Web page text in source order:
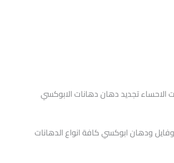
تجديد دهان دهانات الابوكسي
ودهان ابوكسي كافة انواع الدهانات